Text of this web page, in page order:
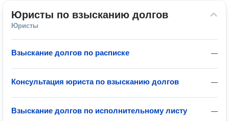
Юристы по взысканию долгов
Юристы
—
Взыскание долгов по расписке
—
Консультация юриста по взысканию долгов
—
Взыскание долгов по исполнительному листу